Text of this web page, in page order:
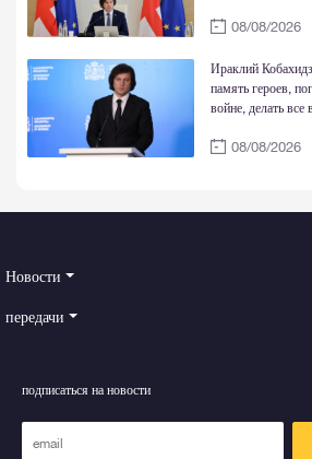
тогдашний
обстрелял
08/08/2026
Ираклий
память героев,
войне, делать
целостности Грузии
08/08/2026
Новости
передачи
подписаться на новости